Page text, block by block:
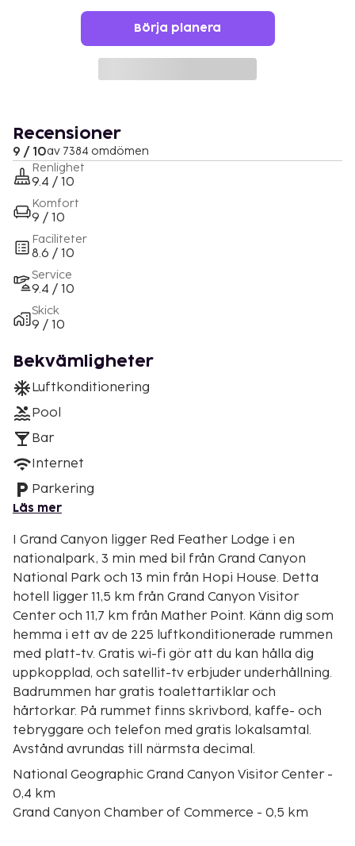
Börja planera
Recensioner
9 / 10av 7384 omdömen
Renlighet
9.4 / 10
Komfort
9 / 10
Faciliteter
8.6 / 10
Service
9.4 / 10
Skick
9 / 10
Bekvämligheter
Luftkonditionering
Pool
Bar
Internet
Parkering
Läs mer
I Grand Canyon ligger Red Feather Lodge i en
nationalpark, 3 min med bil från Grand Canyon
National Park och 13 min från Hopi House. Detta
hotell ligger 11,5 km från Grand Canyon Visitor
Center och 11,7 km från Mather Point. Känn dig som
hemma i ett av de 225 luftkonditionerade rummen
med platt-tv. Gratis wi-fi gör att du kan hålla dig
uppkopplad, och satellit-tv erbjuder underhållning.
Badrummen har gratis toalettartiklar och
hårtorkar. På rummet finns skrivbord, kaffe- och
tebryggare och telefon med gratis lokalsamtal.
Avstånd avrundas till närmsta decimal.
National Geographic Grand Canyon Visitor Center -
0,4 km
Grand Canyon Chamber of Commerce - 0,5 km